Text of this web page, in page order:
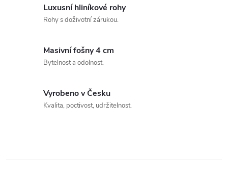
Luxusní hliníkové rohy
Rohy s doživotní zárukou.
Masivní fošny 4 cm
Bytelnost a odolnost.
Vyrobeno v Česku
Kvalita, poctivost, udržitelnost.